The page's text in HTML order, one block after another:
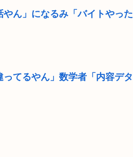
ん」になるみ「バイトやった
てるやん」数学者「内容デタ